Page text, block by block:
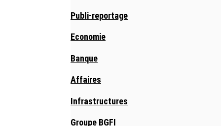
Publi-reportage
Economie
Banque
Affaires
Infrastructures
Groupe BGFI